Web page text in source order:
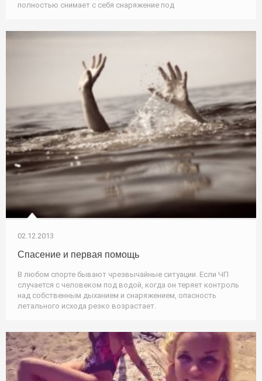
полностью снимает с себя снаряжение под
02.12.2013
Спасение и первая помощь
В любом спорте бывают чрезвычайные ситуации. Если ЧП
случается с человеком под водой, когда он теряет контроль
над собственным дыханием и снаряжением, опасность
летального исхода резко возрастает.